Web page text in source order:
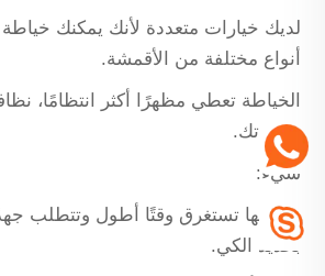
لديك خيارات متعددة لأنك يمكنك
أنواع مختلفة من الأقمشة.
الخياطة تعطي مظهرًا أكثر انتظامًا،
لشاراتك.
سيء:
كما أنها تستغرق وقتًا أطول وتتطلب
بحديد الكي.